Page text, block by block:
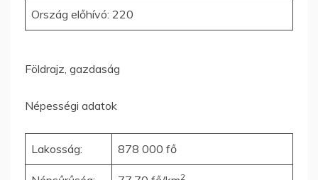
Ország előhívó: 220
Földrajz, gazdaság
Népességi adatok
Lakosság: 878 000 fő
2